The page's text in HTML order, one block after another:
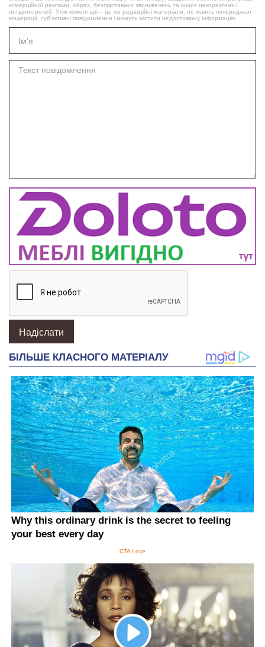
комерційної реклами, образ, безпідставних звинувачень та інших некоректних і
негідних речей. Утім коментарі – це не редакційні матеріали, не мають попередньої
модерації, суб’єктивні повідомлення і можуть містити недостовірну інформацію.